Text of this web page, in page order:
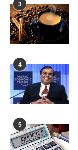
3
4
5